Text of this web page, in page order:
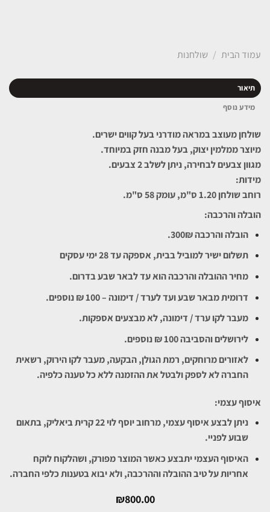
עמוד הבית / שולחנות
תיאור
מידע נוסף
שולחן מעוצב במראה מודרני בעל קווים ישרים.
מיוצר ממלמין יצוק, בעל מבנה חזק במיוחד.
מגוון צבעים לבחירה, ניתן לשלב 2 צבעים.
מידות:
רוחב שולחן 1.20 ס"מ, עומק 58 ס"מ.
הובלה והרכבה:
הובלה והרכבה 300₪.
תשלום ישיר למוביל בבית, אספקה עד 28 ימי עסקים
מחיר ההובלה והרכבה הוא עד לבאר שבע בדרום.
דרומית מבאר שבע ועד לערד / דימונה – 100 ₪ נוספים.
מעבר לקו ערד / דימונה, לא מבצעים אספקות.
לירושלים והסביבה 100 ₪ נוספים.
לאזורים מרוחקים, רמת הגולן, הבקעה, מעבר לקו הירוק, רשאית
החברה לא לספק ולבטל את ההזמנה ללא כל טענה כלפיה.
איסוף עצמי:
ניתן לבצע איסוף עצמי, מרחוב יוסף לוי 22 קרית ביאליק, בתאום
שבוע לפניי.
האיסוף העצמי יתבצע כאשר המוצר מפורק, ושהלקוח לוקח
אחריות על טיב ההובלה וההרכבה, ולא יבוא בטענות כלפי החברה.
₪800.00